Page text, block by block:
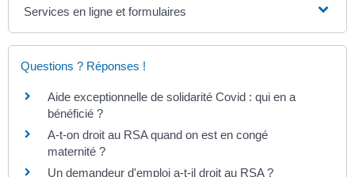
Services en ligne et formulaires
Questions ? Réponses !
Aide exceptionnelle de solidarité Covid : qui en a
bénéficié ?
A-t-on droit au RSA quand on est en congé
maternité ?
Un demandeur d'emploi a-t-il droit au RSA ?